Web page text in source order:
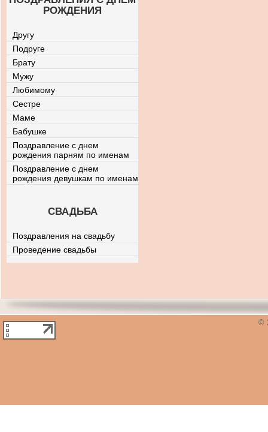
РОЖДЕНИЯ
Другу
Подруге
Брату
Мужу
Любимому
Сестре
Маме
Бабушке
Поздравление с днем
рождения парням по именам
Поздравление с днем
рождения девушкам по именам
СВАДЬБА
Поздравления на свадьбу
Проведение свадьбы
©